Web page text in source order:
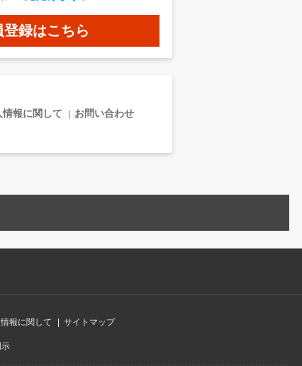
登録はこちら
情報に関して お問い合わせ
報に関して サイトマップ
示